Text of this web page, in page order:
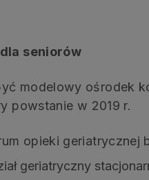
seniorów
modelowy ośrodek
powstanie w 2019 r.
opieki geriatrycznej
geriatryczny